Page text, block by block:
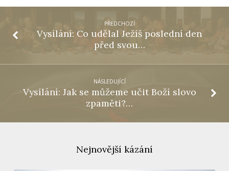
PŘEDCHOZÍ
Vysílání: Co udělal Ježíš poslední den
před svou…
NÁSLEDUJÍCÍ
Vysílání: Jak se můžeme učit Boží slovo
zpaměti?…
Nejnovější kázání